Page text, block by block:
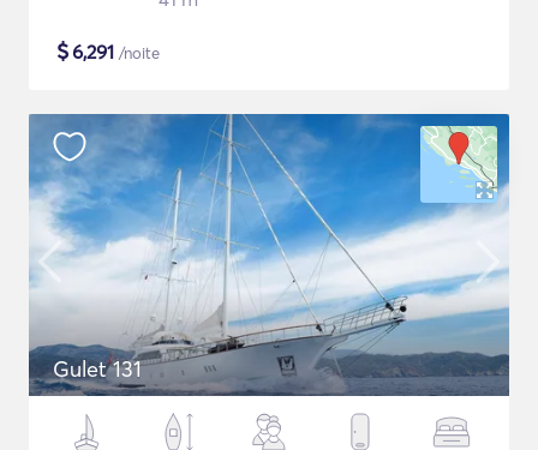
$6,291 /noite
Gulet 131